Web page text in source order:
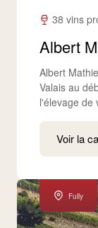
38 vins
Albert
Albert
Valais au
l'élevage de
Voir la
Fully